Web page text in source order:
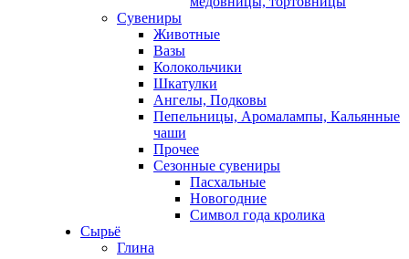
Сувениры
Животные
Вазы
Колокольчики
Шкатулки
Ангелы, Подковы
Пепельницы, Аромалампы, Кальянные
чаши
Прочее
Сезонные сувениры
Пасхальные
Новогодние
Символ года кролика
Сырьё
Глина